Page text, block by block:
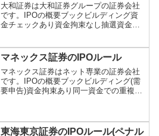
大和証券は大和証券グループの証券会社
です。IPOの概要ブックビルディング資
金チェックあり資金拘束なし抽選資金抽
一当選日可結果発表抽選日の翌営業日の6
時以降メール通知...
マネックス証券のIPOルール
マネックス証券はネット専業の証券会社
です。IPOの概要ブックビルディング(需
要申告)資金拘束あり同一資金での重複申
20:30以降メール通知当落購入申込当選辞
退ペナル...
東海東京証券のIPOルール(ペナル